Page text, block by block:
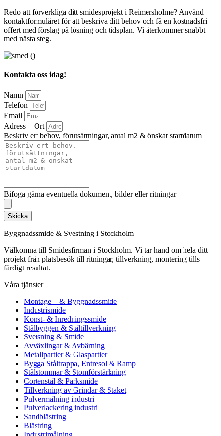
Redo att förverkliga ditt smidesprojekt i Reimersholme? Använd
kontaktformuläret för att beskriva ditt behov och få en kostnadsfri
offert med förslag på lösning och tidsplan. Vi återkommer snabbt
med nästa steg.
Kontakta oss idag!
Namn
Telefon
Email
Adress + Ort
Beskriv ert behov, förutsättningar, antal m2 & önskat startdatum
Bifoga gärna eventuella dokument, bilder eller ritningar
Skicka
Byggnadssmide & Svestning i Stockholm
Välkomna till Smidesfirman i Stockholm. Vi tar hand om hela ditt
projekt från platsbesök till ritningar, tillverkning, montering tills
färdigt resultat.
Våra tjänster
Montage – & Byggnadssmide
Industrismide
Konst- & Inredningssmide
Stålbyggen & Ståltillverkning
Svetsning & Smide
Avväxlingar & Avbärning
Metallpartier & Glaspartier
Bygga Ståltrappa, Entresol & Ramp
Stålstommar & Stomförstärkning
Cortenstål & Parksmide
Tillverkning av Grindar & Staket
Pulvermålning industri
Pulverlackering industri
Sandblästring
Blästring
Industrimålning